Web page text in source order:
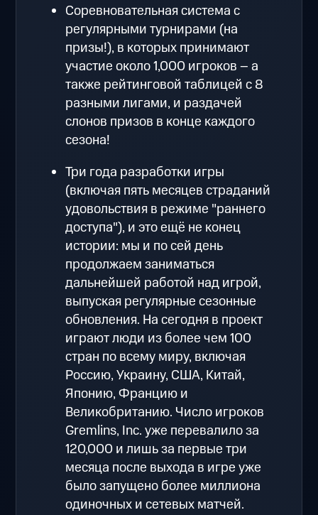
Соревновательная система с
регулярными турнирами (на
призы!), в которых принимают
участие около 1,000 игроков – а
также рейтинговой таблицей с 8
разными лигами, и раздачей
слонов призов в конце каждого
сезона!
Три года разработки игры
(включая пять месяцев страданий
удовольствия в режиме "раннего
доступа"), и это ещё не конец
истории: мы и по сей день
продолжаем заниматься
дальнейшей работой над игрой,
выпуская регулярные сезонные
обновления. На сегодня в проект
играют люди из более чем 100
стран по всему миру, включая
Россию, Украину, США, Китай,
Японию, Францию и
Великобританию. Число игроков
Gremlins, Inc. уже перевалило за
120,000 и лишь за первые три
месяца после выхода в игре уже
было запущено более миллиона
одиночных и сетевых матчей.